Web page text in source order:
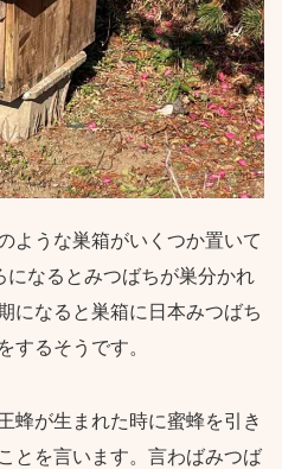
ような巣箱がいくつか置いて
なるとみつばちが巣分かれ
になると巣箱に日本みつばち
するそうです。
蜂が生まれた時に蜜蜂を引き
とを言います。言わばみつば